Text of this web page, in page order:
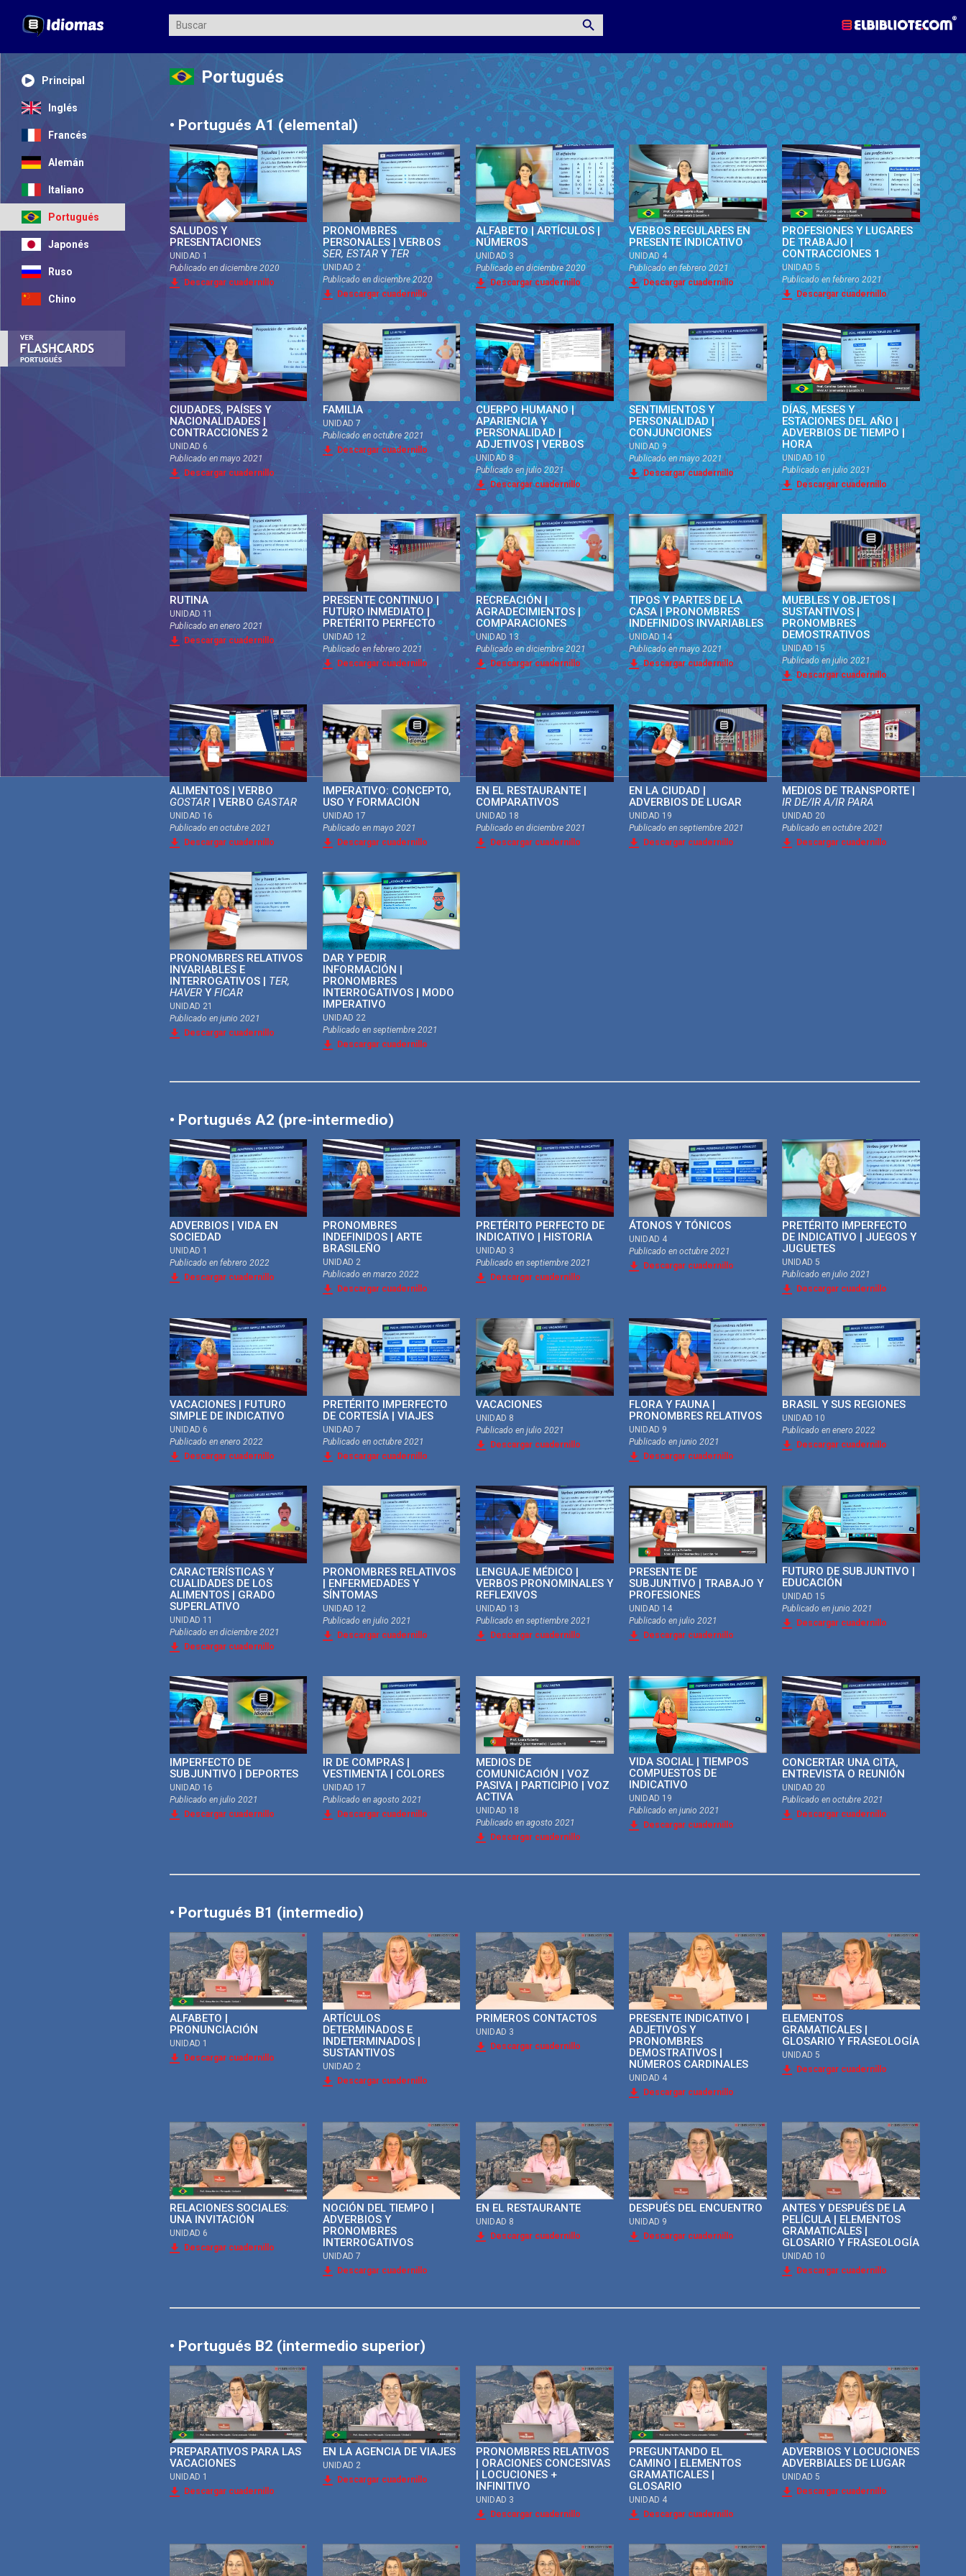
Principal
Inglés
Francés
Alemán
Italiano
Portugués
Japonés
Ruso
Chino
Portugués
• Portugués A1 (elemental)
SALUDOS Y
PRESENTACIONES
UNIDAD 1
Publicado en diciembre 2020
Descargar cuadernillo
PRONOMBRES
PERSONALES | VERBOS
SER, ESTARY TER
UNIDAD 2
Publicado en diciembre 2020
Descargar cuadernillo
ALFABETO | ARTÍCULOS |
NÚMEROS
UNIDAD 3
Publicado en diciembre 2020
Descargar cuadernillo
VERBOS REGULARES EN
PRESENTE INDICATIVO
UNIDAD 4
Publicado enfebrero 2021
Descargar cuadernillo
PROFESIONES Y LUGARES
DE TRABAJO |
CONTRACCIONES 1
UNIDAD 5
Publicado en febrero 2021
Descargar cuadernillo
CIUDADES, PAÍSES Y
NACIONALIDADES |
CONTRACCIONES 2
UNIDAD 6
Publicado en mayo 2021
Descargar cuadernillo
FAMILIA
UNIDAD 7
Publicado en octubre 2021
Descargar cuadernillo
CUERPO HUMANO |
APARIENCIA Y
PERSONALIDAD |
ADJETIVOS | VERBOS
UNIDAD 8
Publicado en julio 2021
Descargar cuadernillo
SENTIMIENTOS Y
PERSONALIDAD |
CONJUNCIONES
UNIDAD 9
Publicado enmayo 2021
Descargar cuadernillo
DÍAS, MESES Y
ESTACIONES DEL AÑO |
ADVERBIOS DE TIEMPO |
HORA
UNIDAD 10
Publicado en julio 2021
Descargar cuadernillo
RUTINA
UNIDAD 11
Publicado en enero 2021
Descargar cuadernillo
PRESENTE CONTINUO |
FUTURO INMEDIATO |
PRETÉRITO PERFECTO
UNIDAD 12
Publicado en febrero 2021
Descargar cuadernillo
RECREACIÓN |
AGRADECIMIENTOS |
COMPARACIONES
UNIDAD 13
Publicado endiciembre 2021
Descargar cuadernillo
TIPOS Y PARTES DE LA
CASA | PRONOMBRES
INDEFINIDOS INVARIABLES
UNIDAD 14
Publicado enmayo 2021
Descargar cuadernillo
MUEBLES Y OBJETOS |
SUSTANTIVOS |
PRONOMBRES
DEMOSTRATIVOS
UNIDAD 15
Publicado en julio 2021
Descargar cuadernillo
ALIMENTOS | VERBO
GOSTAR| VERBO GASTAR
UNIDAD 16
Publicado en octubre 2021
Descargar cuadernillo
IMPERATIVO: CONCEPTO,
USO Y FORMACIÓN
UNIDAD 17
Publicado en mayo 2021
Descargar cuadernillo
EN EL RESTAURANTE |
COMPARATIVOS
UNIDAD 18
Publicado en diciembre 2021
Descargar cuadernillo
EN LA CIUDAD |
ADVERBIOS DE LUGAR
UNIDAD 19
Publicado en septiembre 2021
Descargar cuadernillo
MEDIOS DE TRANSPORTE |
IR DE/IR A/IR PARA
UNIDAD 20
Publicado en octubre 2021
Descargar cuadernillo
PRONOMBRES RELATIVOS
INVARIABLES E
INTERROGATIVOS | TER,
HAVERY FICAR
UNIDAD 21
Publicado en junio 2021
Descargar cuadernillo
DAR Y PEDIR
INFORMACIÓN |
PRONOMBRES
INTERROGATIVOS | MODO
IMPERATIVO
UNIDAD 22
Publicado en septiembre 2021
Descargar cuadernillo
• Portugués A2 (pre-intermedio)
ADVERBIOS | VIDA EN
SOCIEDAD
UNIDAD 1
Publicado en febrero 2022
Descargar cuadernillo
PRONOMBRES
INDEFINIDOS | ARTE
BRASILEÑO
UNIDAD 2
Publicado en marzo 2022
Descargar cuadernillo
PRETÉRITO PERFECTO DE
INDICATIVO | HISTORIA
UNIDAD 3
Publicado en septiembre 2021
Descargar cuadernillo
ÁTONOS Y TÓNICOS
UNIDAD 4
Publicado en octubre 2021
Descargar cuadernillo
PRETÉRITO IMPERFECTO
DE INDICATIVO | JUEGOS Y
JUGUETES
UNIDAD 5
Publicado en julio 2021
Descargar cuadernillo
VACACIONES | FUTURO
SIMPLE DE INDICATIVO
UNIDAD 6
Publicado en enero 2022
Descargar cuadernillo
PRETÉRITO IMPERFECTO
DE CORTESÍA | VIAJES
UNIDAD 7
Publicado en octubre 2021
Descargar cuadernillo
VACACIONES
UNIDAD 8
Publicado en julio 2021
Descargar cuadernillo
FLORA Y FAUNA |
PRONOMBRES RELATIVOS
UNIDAD 9
Publicado en junio 2021
Descargar cuadernillo
BRASIL Y SUS REGIONES
UNIDAD 10
Publicado en enero 2022
Descargar cuadernillo
CARACTERÍSTICAS Y
CUALIDADES DE LOS
ALIMENTOS | GRADO
SUPERLATIVO
UNIDAD 11
Publicado en diciembre 2021
Descargar cuadernillo
PRONOMBRES RELATIVOS
| ENFERMEDADES Y
SÍNTOMAS
UNIDAD 12
Publicado en julio 2021
Descargar cuadernillo
LENGUAJE MÉDICO |
VERBOS PRONOMINALES Y
REFLEXIVOS
UNIDAD 13
Publicado en septiembre 2021
Descargar cuadernillo
PRESENTE DE
SUBJUNTIVO | TRABAJO Y
PROFESIONES
UNIDAD 14
Publicado en julio 2021
Descargar cuadernillo
FUTURO DE SUBJUNTIVO |
EDUCACIÓN
UNIDAD 15
Publicado en junio 2021
Descargar cuadernillo
IMPERFECTO DE
SUBJUNTIVO | DEPORTES
UNIDAD 16
Publicado en julio 2021
Descargar cuadernillo
IR DE COMPRAS |
VESTIMENTA | COLORES
UNIDAD 17
Publicado en agosto 2021
Descargar cuadernillo
MEDIOS DE
COMUNICACIÓN | VOZ
PASIVA | PARTICIPIO | VOZ
ACTIVA
UNIDAD 18
Publicado en agosto 2021
Descargar cuadernillo
VIDA SOCIAL | TIEMPOS
COMPUESTOS DE
INDICATIVO
UNIDAD 19
Publicado en junio 2021
Descargar cuadernillo
CONCERTAR UNA CITA,
ENTREVISTA O REUNIÓN
UNIDAD 20
Publicado en octubre 2021
Descargar cuadernillo
• Portugués B1 (intermedio)
ALFABETO |
PRONUNCIACIÓN
UNIDAD 1
Descargar cuadernillo
ARTÍCULOS
DETERMINADOS E
INDETERMINADOS |
SUSTANTIVOS
UNIDAD 2
Descargar cuadernillo
PRIMEROS CONTACTOS
UNIDAD 3
Descargar cuadernillo
PRESENTE INDICATIVO |
ADJETIVOS Y
PRONOMBRES
DEMOSTRATIVOS |
NÚMEROS CARDINALES
UNIDAD 4
Descargar cuadernillo
ELEMENTOS
GRAMATICALES |
GLOSARIO Y FRASEOLOGÍA
UNIDAD 5
Descargar cuadernillo
RELACIONES SOCIALES:
UNA INVITACIÓN
UNIDAD 6
Descargar cuadernillo
NOCIÓN DEL TIEMPO |
ADVERBIOS Y
PRONOMBRES
INTERROGATIVOS
UNIDAD 7
Descargar cuadernillo
EN EL RESTAURANTE
UNIDAD 8
Descargar cuadernillo
DESPUÉS DEL ENCUENTRO
UNIDAD 9
Descargar cuadernillo
ANTES Y DESPUÉS DE LA
PELÍCULA | ELEMENTOS
GRAMATICALES |
GLOSARIO Y FRASEOLOGÍA
UNIDAD 10
Descargar cuadernillo
• Portugués B2 (intermedio superior)
PREPARATIVOS PARA LAS
VACACIONES
UNIDAD 1
Descargar cuadernillo
EN LA AGENCIA DE VIAJES
UNIDAD 2
Descargar cuadernillo
PRONOMBRES RELATIVOS
| ORACIONES CONCESIVAS
| LOCUCIONES +
INFINITIVO
UNIDAD 3
Descargar cuadernillo
PREGUNTANDO EL
CAMINO | ELEMENTOS
GRAMATICALES |
GLOSARIO
UNIDAD 4
Descargar cuadernillo
ADVERBIOS Y LOCUCIONES
ADVERBIALES DE LUGAR
UNIDAD 5
Descargar cuadernillo